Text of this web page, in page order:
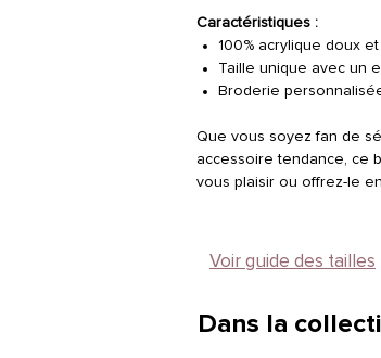
Caractéristiques :
100% acrylique doux et
Taille unique avec un
Broderie
Que vous soyez fan de
accessoire tendance, ce
vous plaisir ou offrez-le
Voir guide des tailles
Dans la